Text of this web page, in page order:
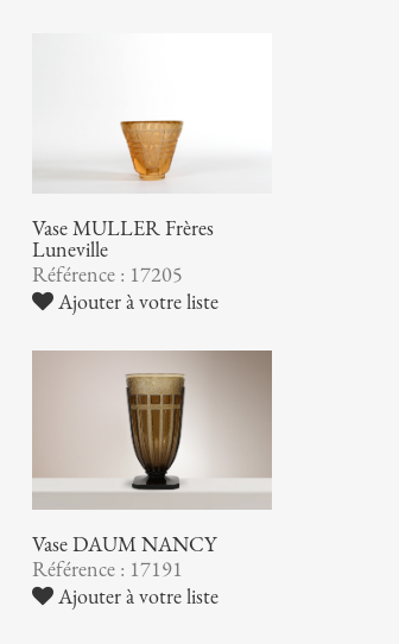
Vase MULLER Frères
Luneville
Référence : 17205
Ajouter à votre liste
Vase DAUM NANCY
Référence : 17191
Ajouter à votre liste